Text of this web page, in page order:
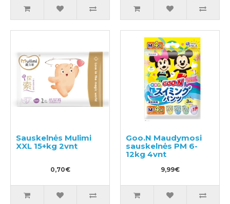
Sauskelnės Mulimi
XXL 15+kg 2vnt
0,70€
Goo.N Maudymosi
sauskelnės PM 6-
12kg 4vnt
9,99€